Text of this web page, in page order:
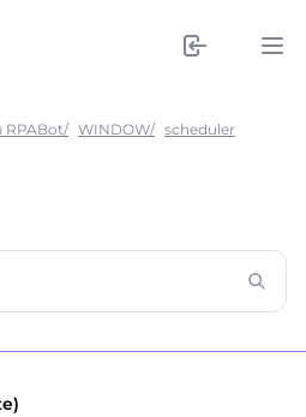
RPABot WINDOW
scheduler